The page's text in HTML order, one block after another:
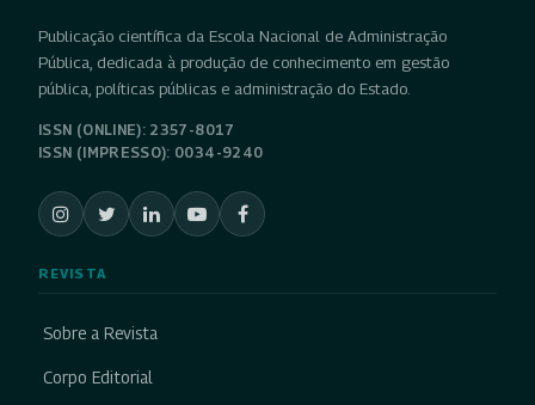
Publicação científica da Escola Nacional de Administração
Pública, dedicada à produção de conhecimento em gestão
pública, políticas públicas e administração do Estado.
ISSN (ONLINE): 2357-8017
ISSN (IMPRESSO): 0034-9240
REVISTA
Sobre a Revista
Corpo Editorial